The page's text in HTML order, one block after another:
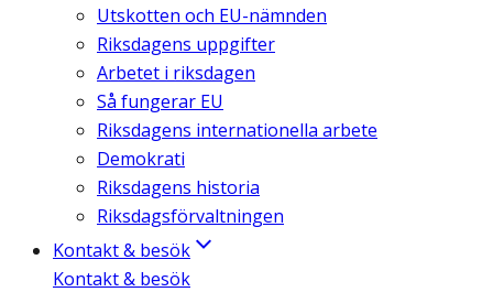
Utskotten och EU-nämnden
Riksdagens uppgifter
Arbetet i riksdagen
Så fungerar EU
Riksdagens internationella arbete
Demokrati
Riksdagens historia
Riksdagsförvaltningen
Kontakt & besök
Kontakt & besök